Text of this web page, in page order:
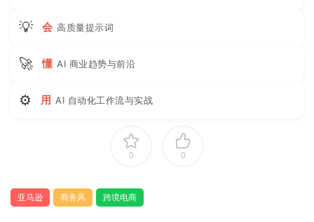
💡 会 高质量提示词
🚀 懂 AI 商业趋势与前沿
⚙ 用 AI 自动化工作流与实战
0 0
亚马逊 商务风 跨境电商